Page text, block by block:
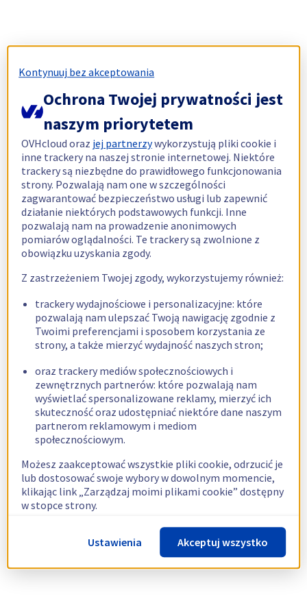
Kontynuuj bez akceptowania
Ochrona Twojej prywatności jest
naszym priorytetem
OVHcloud oraz jej partnerzywykorzystują pliki cookie i
inne trackery na naszej stronie internetowej. Niektóre
trackery są niezbędne do prawidłowego funkcjonowania
strony. Pozwalają nam one w szczególności
zagwarantować bezpieczeństwo usługi lub zapewnić
działanie niektórych podstawowych funkcji. Inne
pozwalają nam na prowadzenie anonimowych
pomiarów oglądalności. Te trackery są zwolnione z
obowiązku uzyskania zgody.
Z zastrzeżeniem Twojej zgody, wykorzystujemy również:
trackery wydajnościowe i personalizacyjne: które
pozwalają nam ulepszać Twoją nawigację zgodnie z
Twoimi preferencjami i sposobem korzystania ze
strony, a także mierzyć wydajność naszych stron;
oraz trackery mediów społecznościowych i
zewnętrznych partnerów: które pozwalają nam
wyświetlać spersonalizowane reklamy, mierzyć ich
skuteczność oraz udostępniać niektóre dane naszym
partnerom reklamowym i mediom
społecznościowym.
Możesz zaakceptować wszystkie pliki cookie, odrzucić je
lub dostosować swoje wybory w dowolnym momencie,
klikając link „Zarządzaj moimi plikami cookie” dostępny
w stopce strony.
Więcej informacji znajdziesz w naszejpolityce
dotyczącej wykorzystywania plików cookie.
Ustawienia Akceptuj wszystko